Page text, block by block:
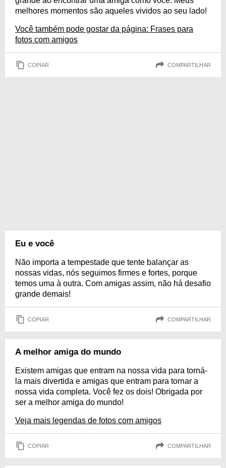
melhores momentos são aqueles vividos ao seu lado!
Você também pode gostar da página: Frases para
fotos com amigos
COPIAR COMPARTILHAR
Eu e você
Não importa a tempestade que tente balançar as
nossas vidas, nós seguimos firmes e fortes, porque
temos uma à outra. Com amigas assim, não há desafio
grande demais!
COPIAR COMPARTILHAR
A melhor amiga do mundo
Existem amigas que entram na nossa vida para torná-
la mais divertida e amigas que entram para tornar a
nossa vida completa. Você fez os dois! Obrigada por
ser a melhor amiga do mundo!
Veja mais legendas de fotos com amigos
COPIAR COMPARTILHAR